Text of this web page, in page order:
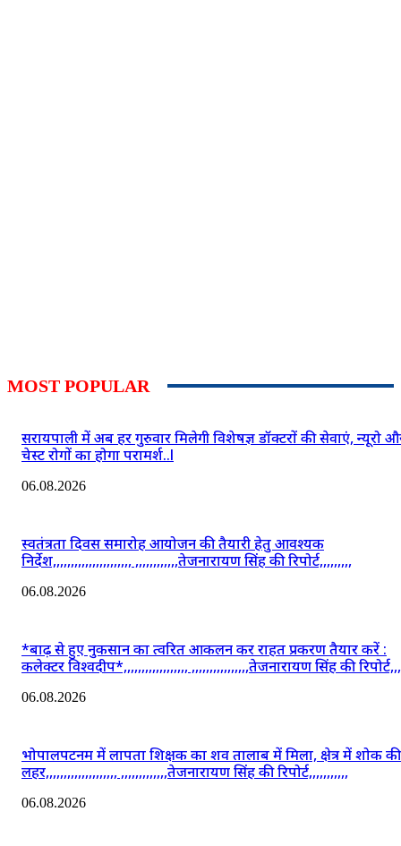
MOST POPULAR
सरायपाली में अब हर गुरुवार मिलेगी विशेषज्ञ डॉक्टरों की सेवाएं, न्यूरो
चेस्ट रोगों का होगा परामर्श..l
06.08.2026
स्वतंत्रता दिवस समारोह आयोजन की तैयारी हेतु आवश्यक
निर्देश,,,,,,,,,,,,,,,,,,,,,, ,,,,,,,,,,,,तेजनारायण सिंह की रिपोर्ट,,,,,,,,,
06.08.2026
*बाढ़ से हुए नुकसान का त्वरित आकलन कर राहत प्रकरण तैयार करें :
कलेक्टर विश्वदीप*,,,,,,,,,,,,,,,,,, ,,,,,,,,,,,,,,,,तेजनारायण सिंह की
06.08.2026
भोपालपटनम में लापता शिक्षक का शव तालाब में मिला, क्षेत्र में शोक की
लहर,,,,,,,,,,,,,,,,,,,, ,,,,,,,,,,,,,तेजनारायण सिंह की रिपोर्ट,,,,,,,,,,,
06.08.2026